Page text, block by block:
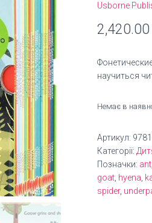
Usborne
2,420.00
научиться
Немає в
Артикул:
Категорії:
Позначки: ant
goat hyena
spider,